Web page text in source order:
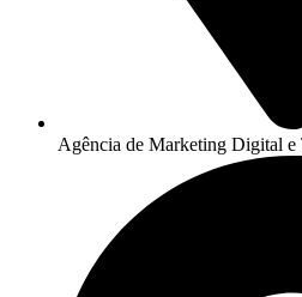
Agência de Marketing Digital e